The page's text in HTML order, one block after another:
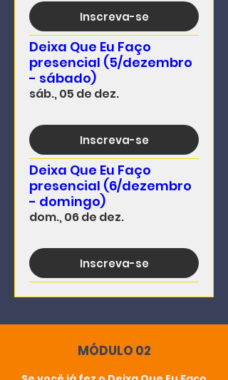
Inscreva-se
Deixa Que Eu Faço
presencial (5/dezembro
- sábado)
sáb., 05 de dez.
Inscreva-se
Deixa Que Eu Faço
presencial (6/dezembro
- domingo)
dom., 06 de dez.
Inscreva-se
MÓDULO 02